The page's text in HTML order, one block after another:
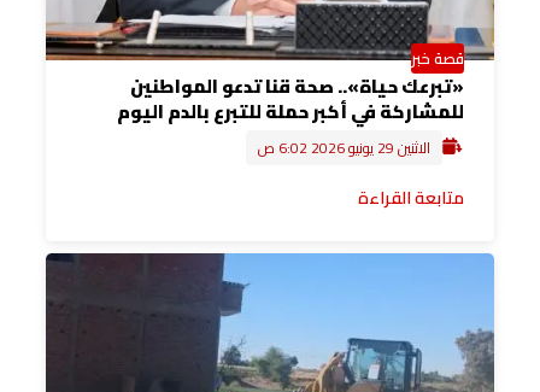
قصة خبر
«تبرعك حياة».. صحة قنا تدعو المواطنين
للمشاركة في أكبر حملة للتبرع بالدم اليوم
الاثنين 29 يونيو 2026 6:02 ص
متابعة القراءة